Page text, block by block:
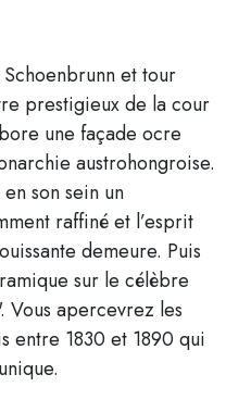
et tour
prestigieux de la cour
une façade ocre
austrohongroise.
son sein un
raffiné et l’esprit
demeure. Puis
sur le célèbre
Vous apercevrez les
entre 1830 et 1890 qui